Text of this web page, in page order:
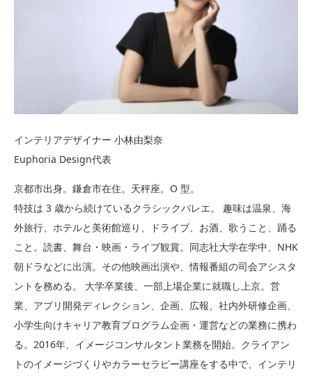
インテリアデザイナー 小林由梨奈
Euphoria Design代表
京都市出身。鎌倉市在住。天秤座。O 型。
特技は 3 歳から続けているクラシックバレエ。 趣味は温泉、海
外旅行、ホテルと美術館巡り、ドライブ、お酒、歌うこと、踊る
こと。読書、舞台・映画・ライブ観賞。同志社大学在学中、NHK
朝ドラなどに出演。その他映画出演や、情報番組の司会アシスタ
ントを務める。 大学卒業後、一部上場企業に就職し上京。営
業、アプリ開発ディレクション、企画、広報、社内外研修企画、
小学生向けキャリア教育プログラム企画・運営などの業務に携わ
る。2016年、イメージコンサルタント業務を開始。クライアン
トのイメージづくりやカラーセラピー講座をする中で、インテリ